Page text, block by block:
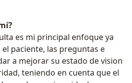
es mi principal enfoque ya
paciente, las preguntas e
a mejorar su estado de vision
teniendo en cuenta que el